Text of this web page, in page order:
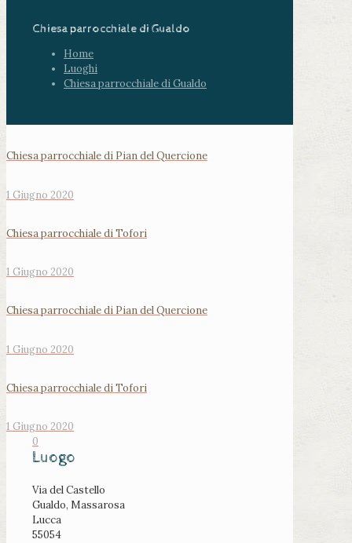
Chiesa parrocchiale di Gualdo
Home
Luoghi
Chiesa parrocchiale di Gualdo
Chiesa parrocchiale di Pian del Quercione
1 Giugno 2020
Chiesa parrocchiale di Tofori
1 Giugno 2020
Chiesa parrocchiale di Pian del Quercione
1 Giugno 2020
Chiesa parrocchiale di Tofori
1 Giugno 2020
0
Luogo
Via del Castello
Gualdo, Massarosa
Lucca
55054